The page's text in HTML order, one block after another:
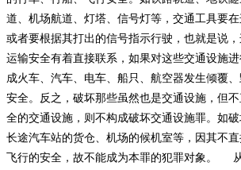
道、机场航道、灯塔、信号灯等，交通工具要
或者要根据其打出的信号指示行驶，也就是说
运输安全有着直接联系，如果对这些交通设施
成火车、汽车、电车、船只、航空器发生倾覆
安全。反之，破坏那些虽然也是交通设施，但
全的交通设施，则不构成破坏交通设施罪。如破
长途汽车站的货仓、机场的候机室等，因其不直
飞行的安全，故不能成为本罪的犯罪对象。